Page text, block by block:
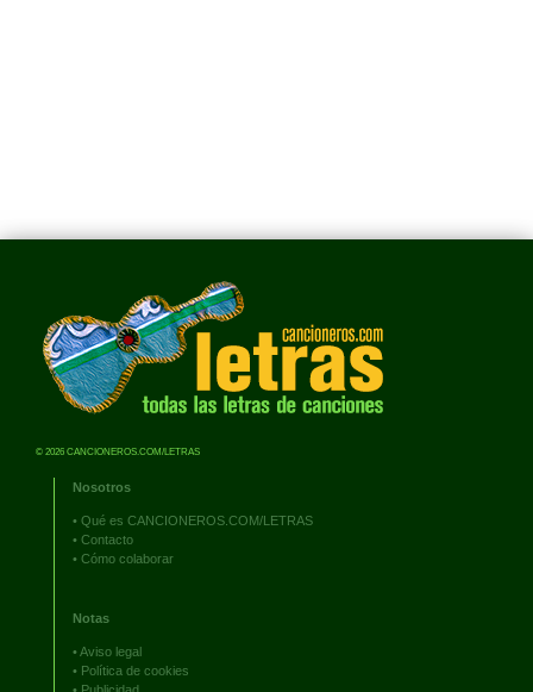
© 2026 CANCIONEROS.COM/LETRAS
Nosotros
• Qué es CANCIONEROS.COM/LETRAS
• Contacto
• Cómo colaborar
Notas
•Aviso legal
• Política de cookies